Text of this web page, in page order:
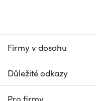
Firmy v dosahu
Důležité odkazy
Pro firmy